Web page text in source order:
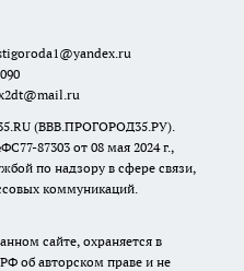
(ВВВ.ПРОГОРОД35.РУ).
87303 от 08 мая 2024 г.,
по надзору в сфере связи,
коммуникаций.
сайте, охраняется в
об авторском праве и не